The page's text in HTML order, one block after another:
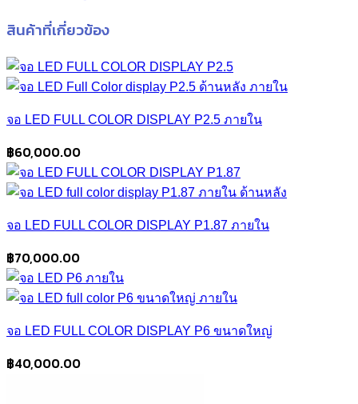
สินค้าที่เกี่ยวข้อง
จอ LED FULL COLOR DISPLAY P2.5 ภายใน
฿60,000.00
จอ LED FULL COLOR DISPLAY P1.87 ภายใน
฿70,000.00
จอ LED FULL COLOR DISPLAY P6 ขนาดใหญ่
฿40,000.00